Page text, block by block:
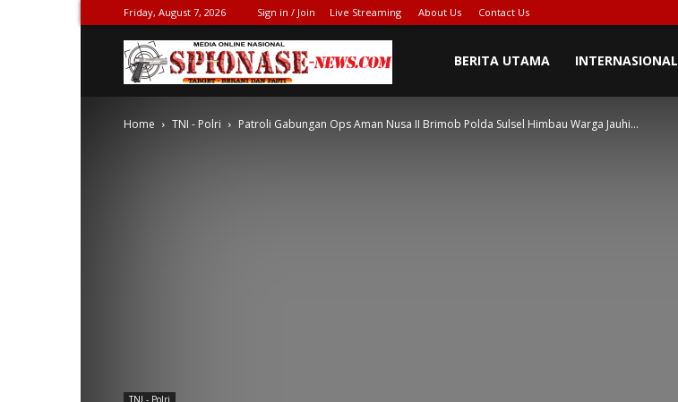
Friday, August 7, 2026 Sign in / Join Live Streaming About Us Contact Us
SPIONASE-
NEWS[DOT]COM
BERITA UTAMA INTERNASIONAL
Home TNI - Polri Patroli Gabungan Ops Aman Nusa II Brimob Polda Sulsel Himbau Warga Jauhi...
TNI - Polri